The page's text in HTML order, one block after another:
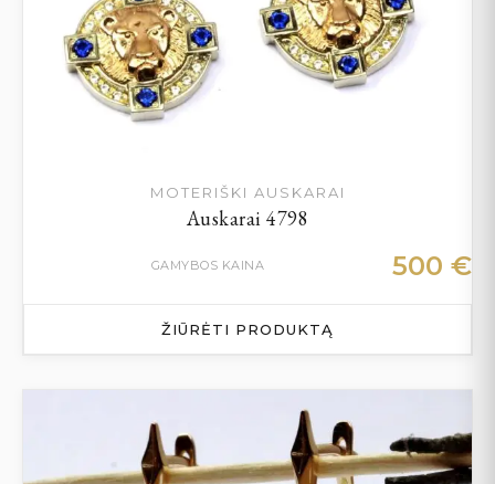
MOTERIŠKI AUSKARAI
Auskarai 4798
GAMYBOS KAINA 500 €
ŽIŪRĖTI PRODUKTĄ